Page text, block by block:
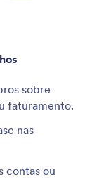
sobre
faturamento.
nas
contas ou